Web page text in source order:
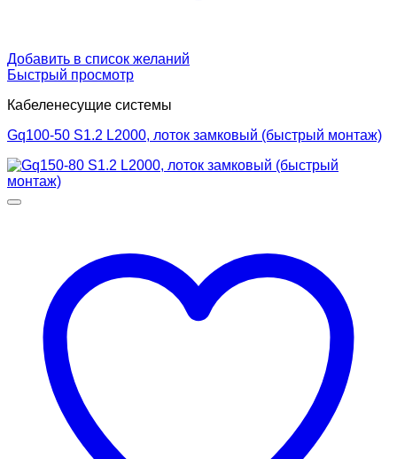
Добавить в список желаний
Быстрый просмотр
Кабеленесущие системы
Gq100-50 S1.2 L2000, лоток замковый (быстрый монтаж)